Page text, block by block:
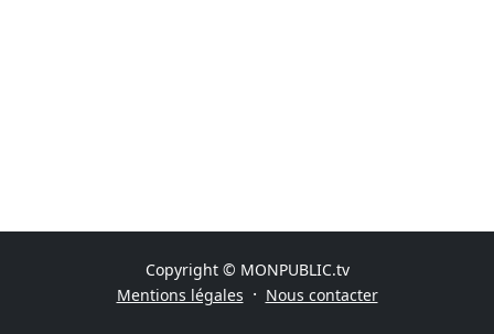
Copyright © MONPUBLIC.tv
Mentions légales · Nous contacter